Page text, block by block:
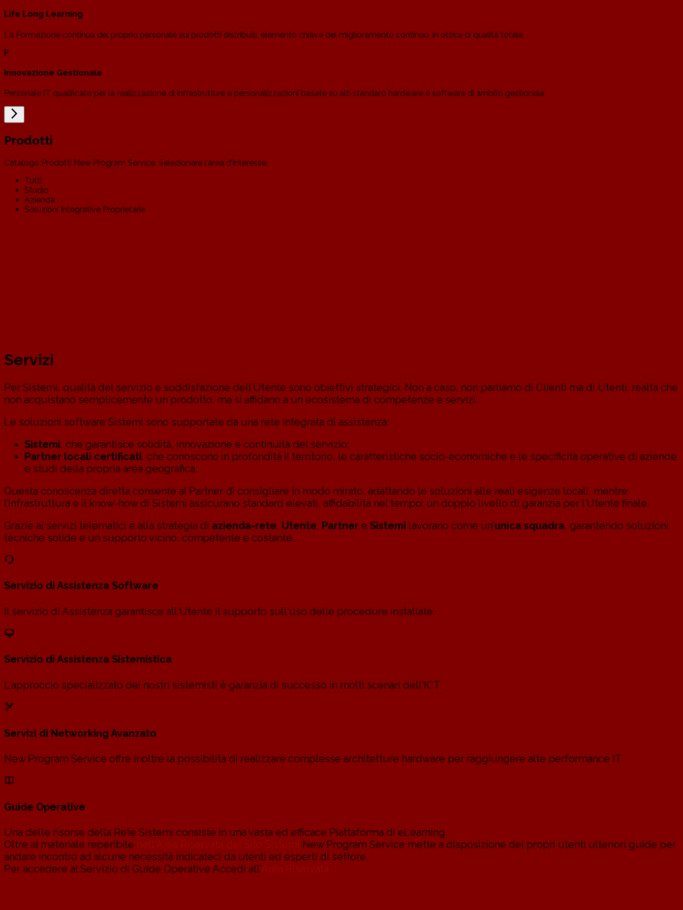
Life Long Learning
La Formazione continua del proprio personale sui prodotti distribuiti, elemento chiave del miglioramento continuo, in ottica di qualità totale
Innovazione Gestionale
Personale IT qualificato per la realizzazione di infrastrutture e personalizzazioni basate su alti standard hardware e software di ambito gestionale
arrow_forward_ios
Prodotti
Catalogo Prodotti New Program Service. Selezionare l'area d'interesse:
Tutti
Studio
Azienda
Soluzioni Integrative Proprietarie
Servizi
Per Sistemi, qualità del servizio e soddisfazione dell’Utente sono obiettivi strategici. Non a caso, non parliamo di Clienti ma di Utenti: realtà che
non acquistano semplicemente un prodotto, ma si affidano a un ecosistema di competenze e servizi.
Le soluzioni software Sistemi sono supportate da una rete integrata di assistenza:
Sistemi, che garantisce solidità, innovazione e continuità del servizio;
Partner locali certificati, che conoscono in profondità il territorio, le caratteristiche socio-economiche e le specificità operative di aziende
e studi della propria area geografica.
Questa conoscenza diretta consente al Partner di consigliare in modo mirato, adattando le soluzioni alle reali esigenze locali, mentre
l’infrastruttura e il know-how di Sistemi assicurano standard elevati, affidabilità nel tempo: un doppio livello di garanzia per l’Utente finale.
Grazie ai servizi telematici e alla strategia di azienda-rete, Utente, Partner e Sistemi lavorano come un’unica squadra, garantendo soluzioni
tecniche solide e un supporto vicino, competente e costante.
Servizio di Assistenza Software
Il servizio di Assistenza garantisce all'Utente il supporto sull'uso delle procedure installate.
Servizio di Assistenza Sistemistica
L'approccio specializzato dei nostri sistemisti è garanzia di successo in molti scenari dell'ICT.
Servizi di Networking Avanzato
New Program Service offre inoltre la possibilità di realizzare complesse architetture hardware per raggiungere alte performance IT.
Guide Operative
Una delle risorse della Rete Sistemi consiste in una vasta ed efficace Piattaforma di eLearning.
Oltre al materiale reperibile
New Program Service mette a disposizione dei propri utenti ulteriori guide per
andare incontro ad alcune necessità indicateci da utenti ed esperti di settore.
Per accedere al Servizio di Guide Operative Accedi all'
.